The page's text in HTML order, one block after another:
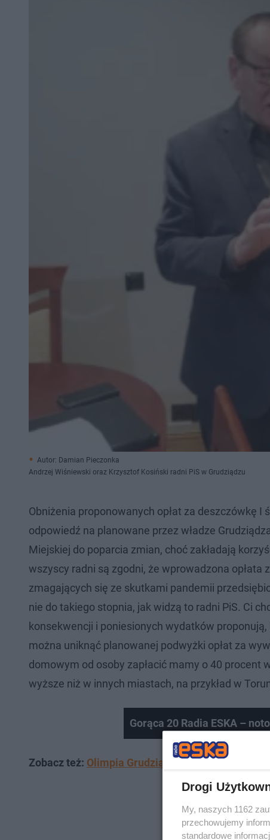
Autor: Damian Pieczonka
Andrzej Wiśniewski oraz Krzysztof Kosiński radni PiS w Grudziądzu
Obniżenia proponowanych opłat za deszczówkę I
odpowiedź na planowane przez władze
Miejskiej do poparcia zmian, choć zakładają
wszyscy radni są zgodni, że wprowadzona
zmagających się ze skutkami pandemii
nie do takiego stopnia, jak widzą to radni PiS. Ci
konsekwencji i poniesionych wydatków
można uniknąć planowanej podwyżki opłat za
domowym od osoby zapłacić mamy o 40 procent
wyższe niż w innych miastach, na przykład w
Gorąca 20 Radia ESKA –
Zobacz też: Olimpia Grudziądz wkracza na
Drogi
My, naszych 1162
przechowujemy
standardowe